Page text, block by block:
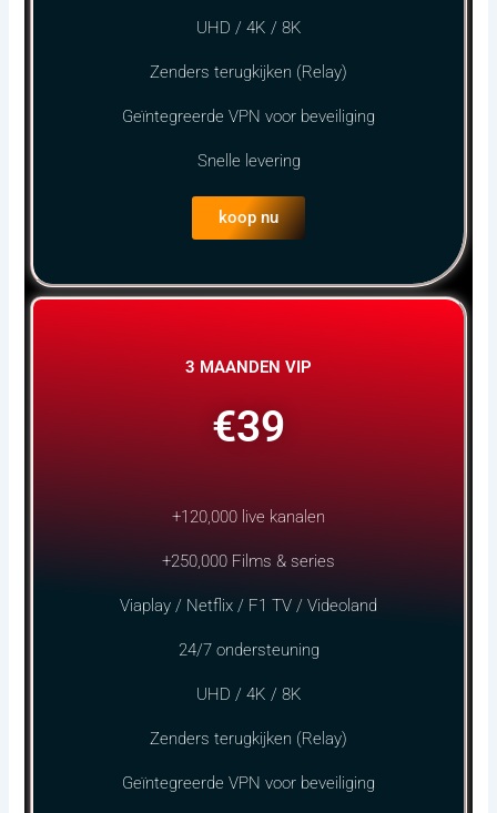
UHD / 4K / 8K
Zenders terugkijken (Relay)
Geïntegreerde VPN voor beveiliging
Snelle levering
koop nu
3 MAANDEN VIP
€39
+120,000 live kanalen
+250,000 Films & series
Viaplay / Netflix / F1 TV / Videoland
24/7 ondersteuning
UHD / 4K / 8K
Zenders terugkijken (Relay)
Geïntegreerde VPN voor beveiliging